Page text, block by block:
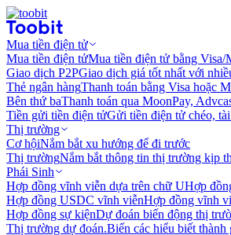
Mua tiền điện tử
Mua tiền điện tửMua tiền điện tử bằng Visa/
Giao dịch P2PGiao dịch giá tốt nhất với
Thẻ ngân hàngThanh toán bằng Visa hoặc
Bên thứ baThanh toán qua MoonPay,
Tiền gửi tiền điện tửGửi tiền điện tử chéo,
Thị trường
Cơ hộiNắm bắt xu hướng để đi trước
Thị trườngNắm bắt thông tin thị trường kịp
Phái Sinh
Hợp đồng vĩnh viễn dựa trên chữ UHợp
Hợp đồng USDC vĩnh viễnHợp đồng vĩnh
Hợp đồng sự kiệnDự đoán biến động thị
Thị trường dự đoán.Biến các hiểu biết thành